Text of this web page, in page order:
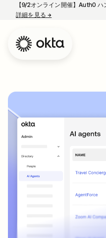
【9/2オンライン開催】Auth0
詳細を見る→